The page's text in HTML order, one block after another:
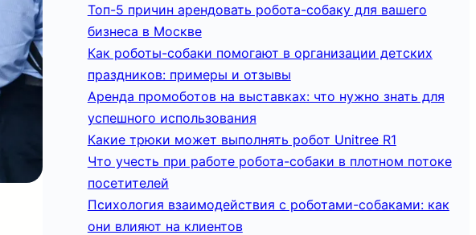
Топ-5 причин арендовать робота-собаку для вашего
бизнеса в Москве
Как роботы-собаки помогают в организации детских
праздников: примеры и отзывы
Аренда промоботов на выставках: что нужно знать для
успешного использования
Какие трюки может выполнять робот Unitree R1
Что учесть при работе робота-собаки в плотном потоке
посетителей
Психология взаимодействия с роботами-собаками: как
они влияют на клиентов